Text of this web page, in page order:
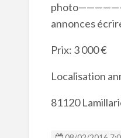
annonces
Prix: 3 000 €
Localisation
81120